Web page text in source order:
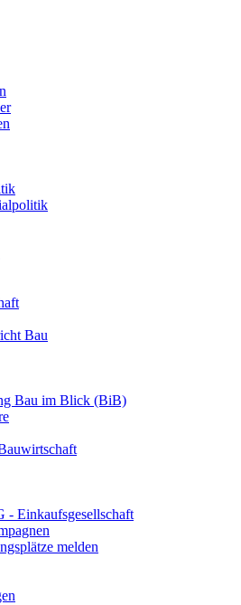
Bau
Bau im Blick (BiB)
Einkaufsgesellschaft
melden